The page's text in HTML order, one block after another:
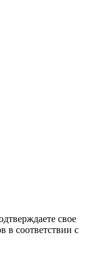
свое
в соответствии с